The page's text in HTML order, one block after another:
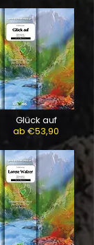
Glück auf
ab €53,90